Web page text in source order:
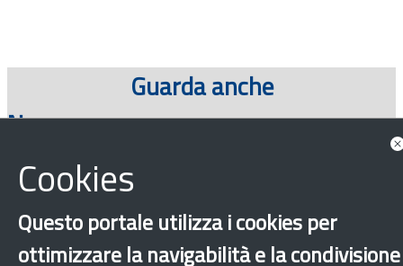
Guarda anche
News
Consulta tutte le news associate
Cookies
Questo portale utilizza i cookies per
ottimizzare la navigabilità e la condivisione